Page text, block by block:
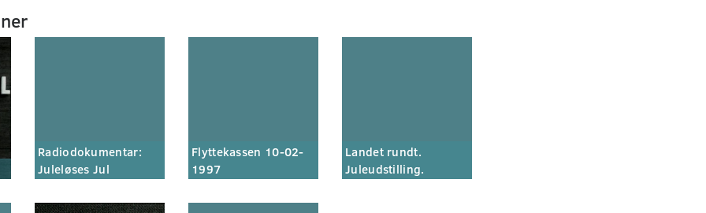
Radiodokumentar:
Juleløses Jul
Flyttekassen 10-02-
1997
Landet rundt.
Juleudstilling.